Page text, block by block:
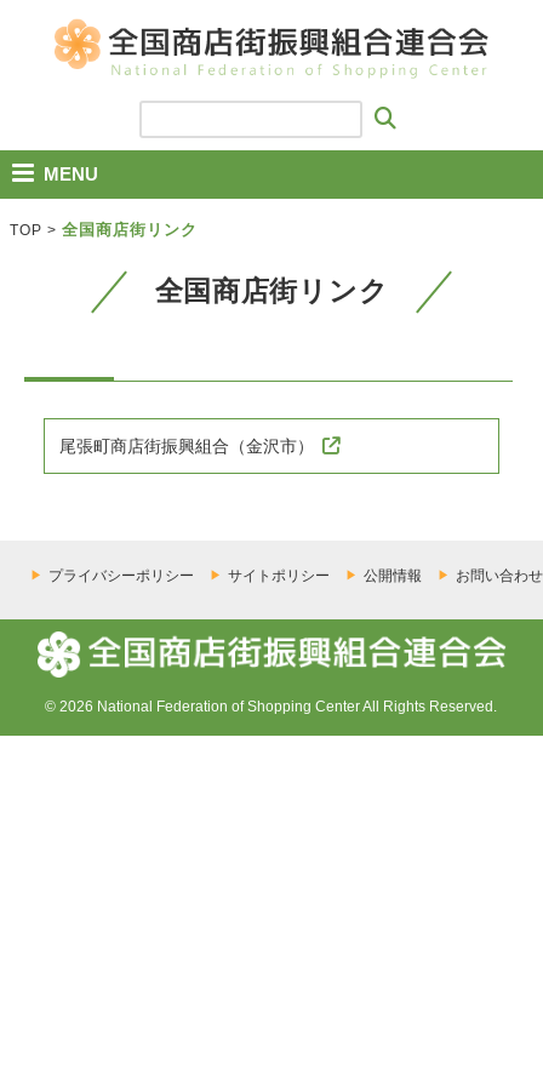
MENU
TOP > 全国商店街リンク
全国商店街リンク
尾張町商店街振興組合（金沢市）
プライバシーポリシー サイトポリシー 公開情報 お問い合わせ
© 2026 National Federation of Shopping Center All Rights Reserved.